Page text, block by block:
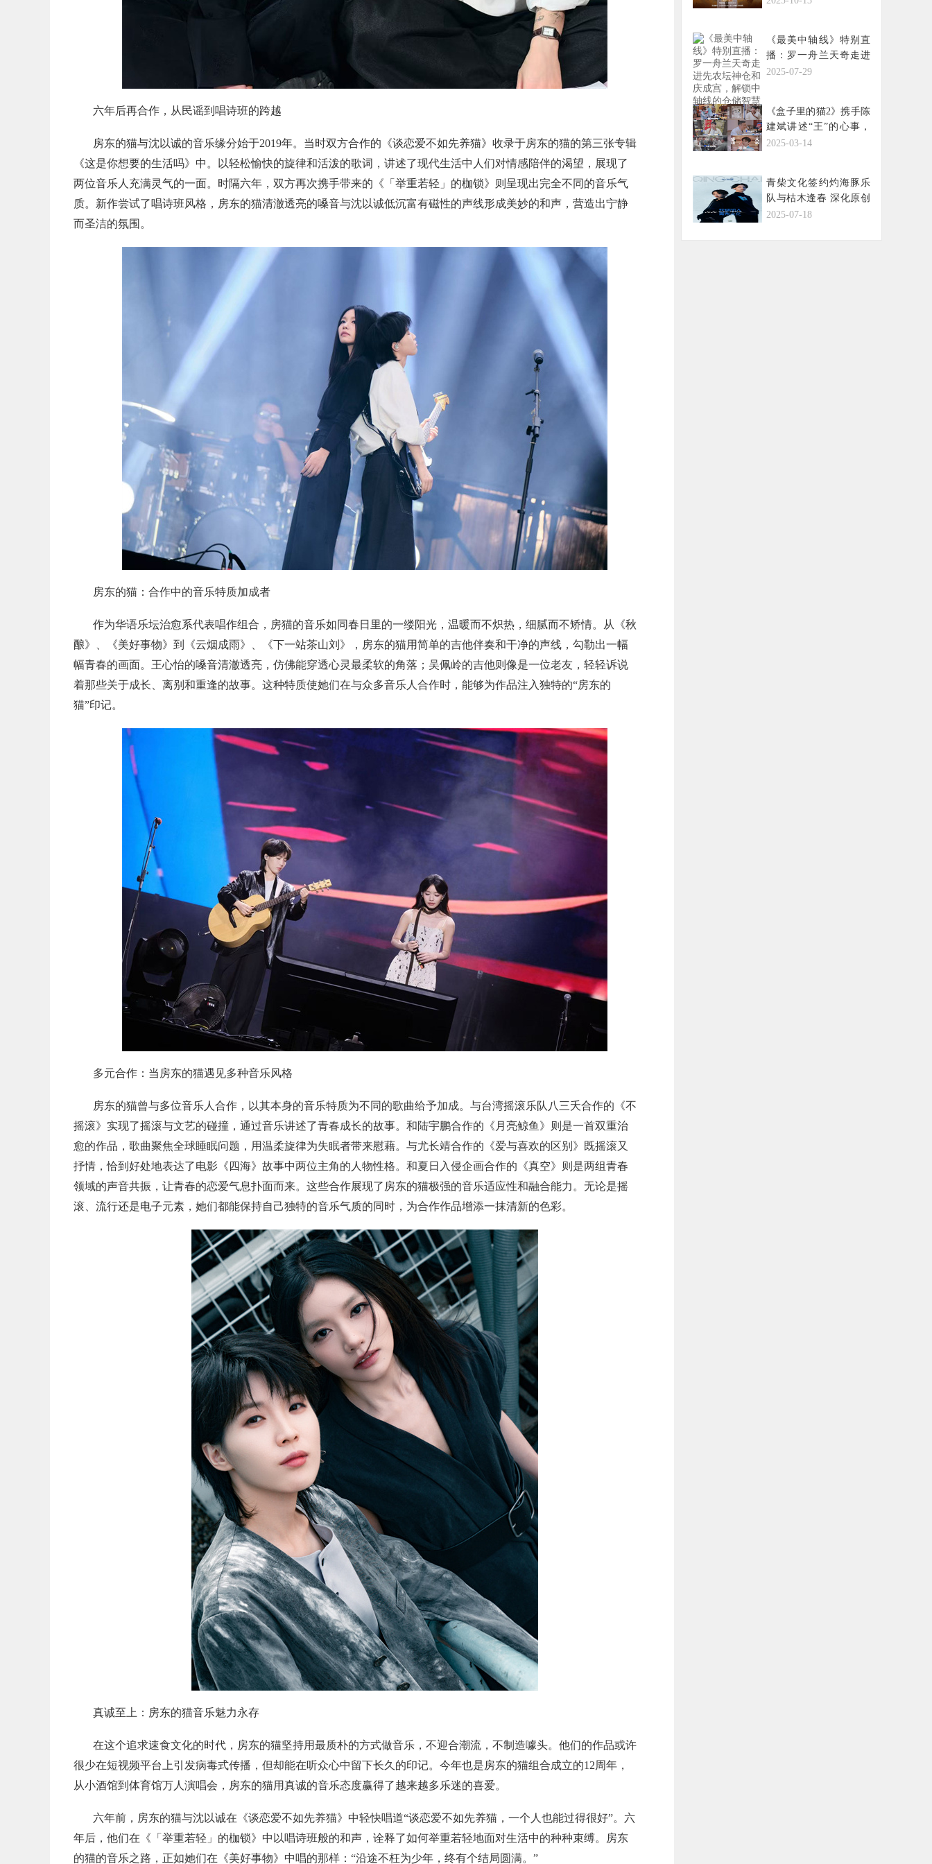
六年后再合作， 从民谣到唱诗班的跨越
房东的猫与沈以诚的音乐缘分始于2019年。 当时双方合作的《谈恋爱不如先养猫》收录于房东的猫的第三张专辑
《这是你想要的生活吗》中。以轻松愉快的旋律和活泼的歌词，讲述了现代生活中人们对情感陪伴的渴望， 展现了
两位音乐人充满灵气的一面。 时隔六年， 双方再次携手带来的《 「 举重若轻」 的枷锁》则呈现出完全不同的音乐气
质。新作尝试了唱诗班风格，房东的猫清澈透亮的嗓音与沈以诚低沉富有磁性的声线形成美妙的和声， 营造出宁静
而圣洁的氛围。
房东的猫： 合作中的音乐特质加成者
作为华语乐坛治愈系代表唱作组合，房猫的音乐如同春日里的一缕阳光， 温暖而不炽热，细腻而不矫情。
从《秋
酿》、
《美好事物》到《云烟成雨》、 《下一站茶山刘》， 房东的猫用简单的吉他伴奏和干净的声线，勾勒出一幅
幅青春的画面。王心怡的嗓音清澈透亮，仿佛能穿透心灵最柔软的角落；吴佩岭的吉他则像是一位老友， 轻轻诉说
着那些关于成长、离别和重逢的故事。这种特质使她们在与众多音乐人合作时， 能够为作品注入独特的“房东的
猫”印记。
多元合作： 当房东的猫遇见多种音乐风格
房东的猫曾与多位音乐人合作，以其本身的音乐特质为不同的歌曲给予加成。与台湾摇滚乐队八三夭合作的《不
摇滚》实现了摇滚与文艺的碰撞， 通过音乐讲述了青春成长的故事。 和陆宇鹏合作的《月亮鲸鱼》则是一首双重治
愈的作品，歌曲聚焦全球睡眠问题，用温柔旋律为失眠者带来慰藉。与尤长靖合作的《爱与喜欢的区别》既摇滚又
抒情，恰到好处地表达了电影《四海》故事中两位主角的人物性格。和夏日入侵企画合作的《真空》则是两组青春
领域的声音共振，让青春的恋爱气息扑面而来。这些合作展现了房东的猫极强的音乐适应性和融合能力。 无论是摇
滚、 流行还是电子元素， 她们都能保持自己独特的音乐气质的同时， 为合作作品增添一抹清新的色彩。
真诚至上： 房东的猫音乐魅力永存
在这个追求速食文化的时代，房东的猫坚持用最质朴的方式做音乐，不迎合潮流，不制造噱头。 他们的作品或许
很少在短视频平台上引发病毒式传播，但却能在听众心中留下长久的印记。 今年也是房东的猫组合成立的12周年，
从小酒馆到体育馆万人演唱会， 房东的猫用真诚的音乐态度赢得了越来越多乐迷的喜爱。
六年前， 房东的猫与沈以诚在《谈恋爱不如先养猫》中轻快唱道“谈恋爱不如先养猫， 一个 人也能过得很好”。 六
年后， 他们在《 「 举重若轻」 的枷锁》 中以唱诗班般的和声， 诠释了如何举重若轻地面对生活中的种种束缚。房东
的猫的音乐之路，正如她们在《美好事物》中唱的那样： “沿途不枉为少年， 终有个结局圆满。 ”
《最美中轴线》特别直
播：罗一舟兰天奇走进
先农坛神仓和庆成宫，
2025-07-29
《盒子里的猫2》携手陈
建斌讲述“王”的心事，
聚焦社交潜台词
2025-03-14
青柴文化签约灼海豚乐
队与枯木逢春 深化原创
音乐生态布局
2025-07-18